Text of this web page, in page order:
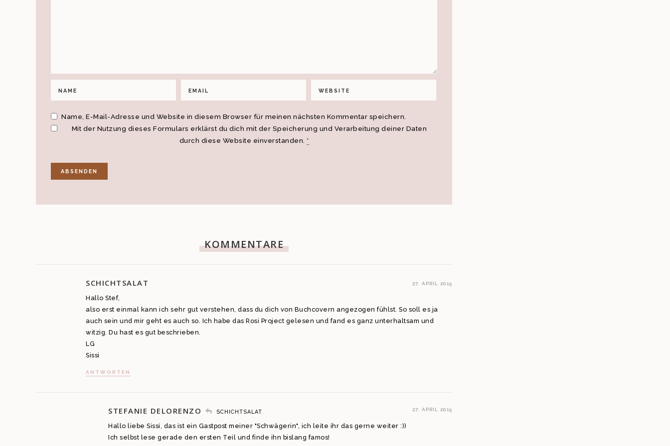
Name, E-Mail-Adresse und Website in diesem Browser für meinen nächsten Kommentar speichern.
Mit der Nutzung dieses Formulars erklärst du dich mit der Speicherung und Verarbeitung deiner Daten
durch diese Website einverstanden. *
KOMMENTARE
SCHICHTSALAT 27. APRIL 2015
Hallo Stef,
also erst einmal kann ich sehr gut verstehen, dass du dich von Buchcovern angezogen fühlst. So soll es ja
auch sein und mir geht es auch so. Ich habe das Rosi Project gelesen und fand es ganz unterhaltsam und
witzig. Du hast es gut beschrieben.
LG
Sissi
ANTWORTEN
STEFANIE DELORENZO SCHICHTSALAT 27. APRIL 2015
Hallo liebe Sissi, das ist ein Gastpost meiner "Schwägerin", ich leite ihr das gerne weiter :))
Ich selbst lese gerade den ersten Teil und finde ihn bislang famos!